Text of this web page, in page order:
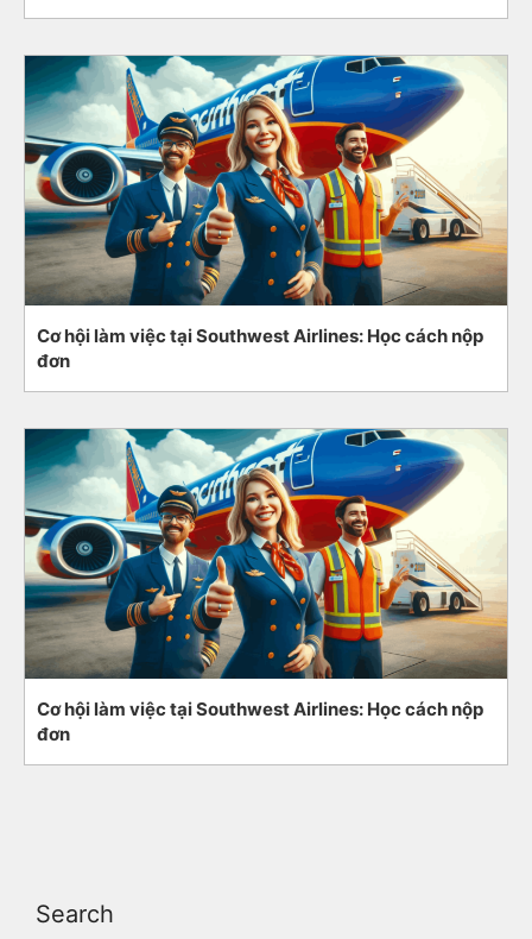
Cơ hội làm việc tại Southwest Airlines: Học cách nộp
đơn
Cơ hội làm việc tại Southwest Airlines: Học cách nộp
đơn
Search